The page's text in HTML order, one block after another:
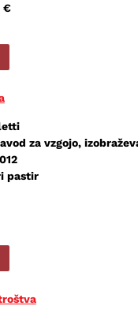
€
za vzgojo,
pastir